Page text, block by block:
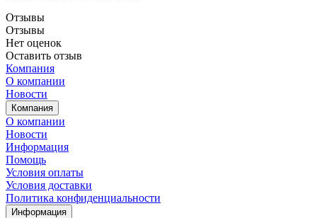
Отзывы
Отзывы
Нет оценок
Оставить отзыв
Компания
О компании
Новости
Компания
О компании
Новости
Информация
Помощь
Условия оплаты
Условия доставки
Политика конфиденциальности
Информация